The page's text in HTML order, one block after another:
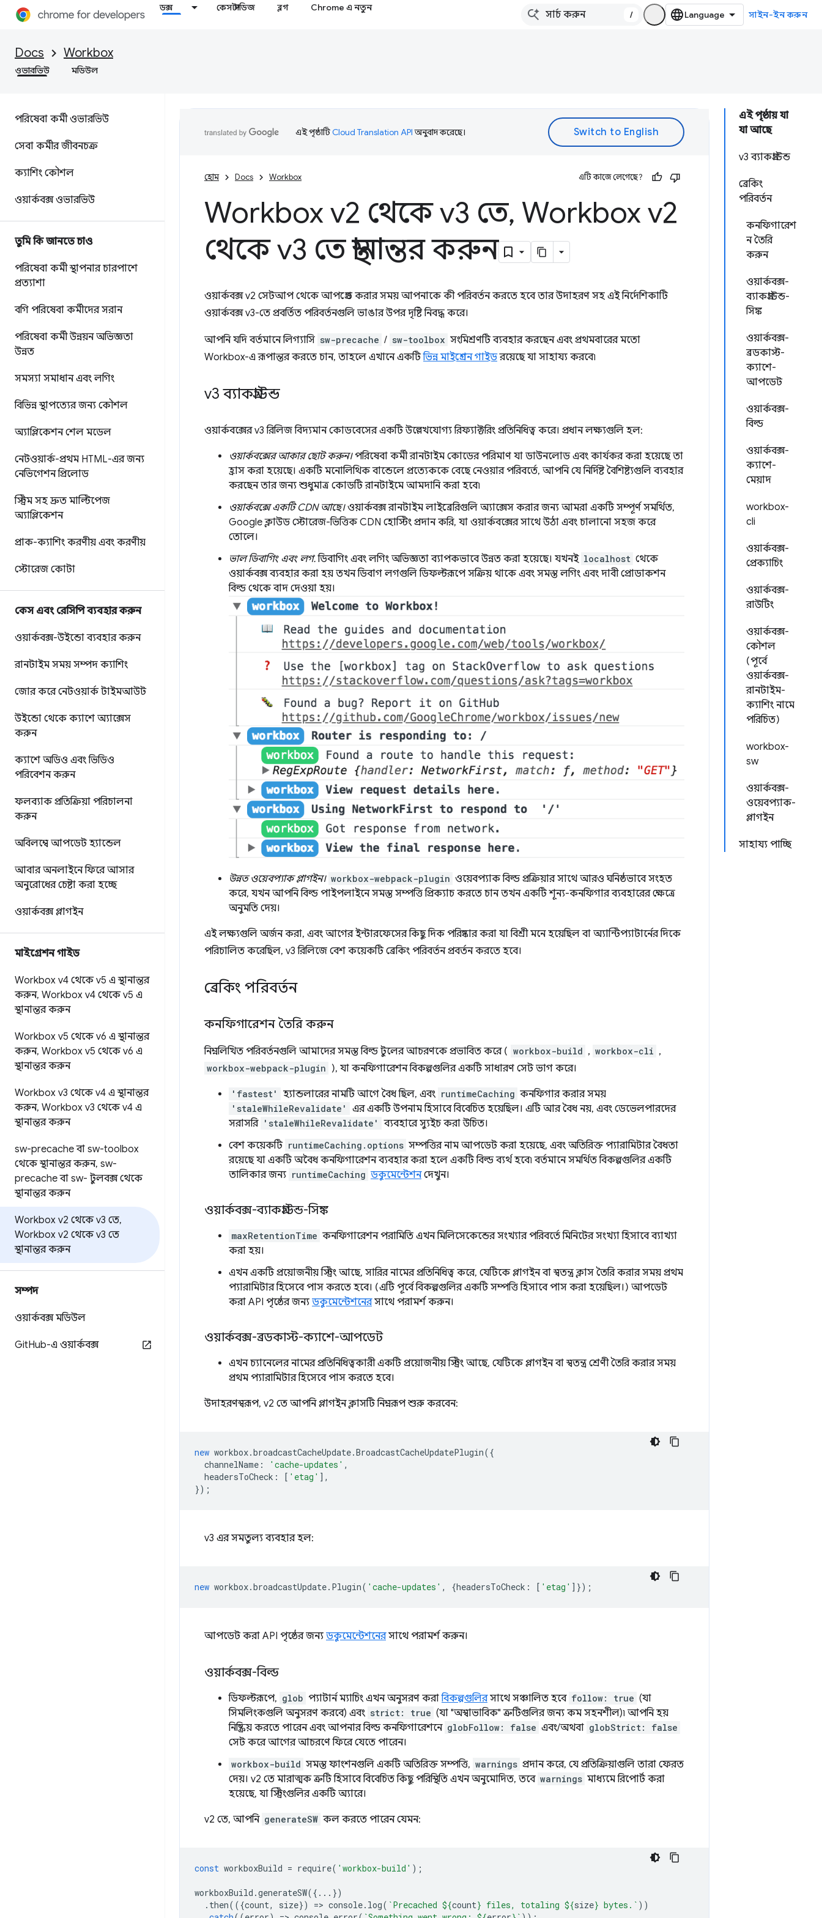
ডক্স কেস স্টাডিজ ব্লগ Chrome এ নতুন
/ সাইন-ইন করুন
Docs Workbox
ওভারভিউ মডিউল
পরিষেবা কর্মী ওভারভিউ
সেবা কর্মীর জীবনচক্র
ক্যাশিং কৌশল
ওয়ার্কবক্স ওভারভিউ
তুমি কি জানতে চাও
পরিষেবা কর্মী স্থাপনার চারপাশে
প্রত্যাশা
বগি পরিষেবা কর্মীদের সরান
পরিষেবা কর্মী উন্নয়ন অভিজ্ঞতা
উন্নত
সমস্যা সমাধান এবং লগিং
বিভিন্ন স্থাপত্যের জন্য কৌশল
অ্যাপ্লিকেশন শেল মডেল
নেটওয়ার্ক-প্রথম HTML-এর জন্য
নেভিগেশন প্রিলোড
স্ট্রিম সহ দ্রুত মাল্টিপেজ
অ্যাপ্লিকেশন
প্রাক-ক্যাশিং করণীয় এবং করণীয়
স্টোরেজ কোটা
কেস এবং রেসিপি ব্যবহার করুন
ওয়ার্কবক্স-উইন্ডো ব্যবহার করুন
রানটাইম সময় সম্পদ ক্যাশিং
জোর করে নেটওয়ার্ক টাইমআউট
উইন্ডো থেকে ক্যাশে অ্যাক্সেস
করুন
ক্যাশে অডিও এবং ভিডিও
পরিবেশন করুন
ফলব্যাক প্রতিক্রিয়া পরিচালনা
করুন
অবিলম্বে আপডেট হ্যান্ডেল
আবার অনলাইনে ফিরে আসার
অনুরোধের চেষ্টা করা হচ্ছে
ওয়ার্কবক্স প্লাগইন
মাইগ্রেশন গাইড
Workbox v4 থেকে v5 এ স্থানান্তর
করুন, Workbox v4 থেকে v5 এ
স্থানান্তর করুন
Workbox v5 থেকে v6 এ স্থানান্তর
করুন, Workbox v5 থেকে v6 এ
স্থানান্তর করুন
Workbox v3 থেকে v4 এ স্থানান্তর
করুন, Workbox v3 থেকে v4 এ
স্থানান্তর করুন
sw-precache বা sw-toolbox
থেকে স্থানান্তর করুন, sw-
precache বা sw- টুলবক্স থেকে
স্থানান্তর করুন
Workbox v2 থেকে v3 তে,
Workbox v2 থেকে v3 তে
স্থানান্তর করুন
সম্পদ
ওয়ার্কবক্স মডিউল
GitHub-এ ওয়ার্কবক্স
এই পৃষ্ঠায় যা
যা আছে
v3 ব্যাকগ্রাউন্ড
ব্রেকিং
পরিবর্তন
কনফিগারেশ
ন তৈরি
করুন
ওয়ার্কবক্স-
ব্যাকগ্রাউন্ড-
সিঙ্ক
ওয়ার্কবক্স-
ব্রডকাস্ট-
ক্যাশে-
আপডেট
ওয়ার্কবক্স-
বিল্ড
ওয়ার্কবক্স-
ক্যাশে-
মেয়াদ
workbox-
cli
ওয়ার্কবক্স-
প্রেক্যাচিং
ওয়ার্কবক্স-
রাউটিং
ওয়ার্কবক্স-
কৌশল
(পূর্বে
ওয়ার্কবক্স-
রানটাইম-
ক্যাশিং নামে
পরিচিত)
workbox-
sw
ওয়ার্কবক্স-
ওয়েবপ্যাক-
প্লাগইন
সাহায্য পাচ্ছি
এই পৃষ্ঠাটিCloud Translation APIঅনুবাদ করেছে।
হোম Docs Workbox এটি কাজে লেগেছে?
Workbox v2 থেকে v3 তে, Workbox v2
থেকে v3 তে স্থানান্তর করুন
ওয়ার্কবক্স v2 সেটআপ থেকে আপগ্রেড করার সময় আপনাকে কী পরিবর্তন করতে হবে তার উদাহরণ সহ এই নির্দেশিকাটি
ওয়ার্কবক্স v3-তে প্রবর্তিত পরিবর্তনগুলি ভাঙার উপর দৃষ্টি নিবদ্ধ করে।
আপনি যদি বর্তমানে লিগ্যাসি sw-precache / sw-toolbox সংমিশ্রণটি ব্যবহার করছেন এবং প্রথমবারের মতো
Workbox-এ রূপান্তর করতে চান, তাহলে এখানে একটিভিন্ন মাইগ্রেশন গাইডরয়েছে যা সাহায্য করবে৷
v3 ব্যাকগ্রাউন্ড
ওয়ার্কবক্সের v3 রিলিজ বিদ্যমান কোডবেসের একটি উল্লেখযোগ্য রিফ্যাক্টরিং প্রতিনিধিত্ব করে। প্রধান লক্ষ্যগুলি হল:
ওয়ার্কবক্সের আকার ছোট করুন।পরিষেবা কর্মী রানটাইম কোডের পরিমাণ যা ডাউনলোড এবং কার্যকর করা হয়েছে তা
হ্রাস করা হয়েছে। একটি মনোলিথিক বান্ডেলে প্রত্যেককে বেছে নেওয়ার পরিবর্তে, আপনি যে নির্দিষ্ট বৈশিষ্ট্যগুলি ব্যবহার
করছেন তার জন্য শুধুমাত্র কোডটি রানটাইমে আমদানি করা হবে৷
ওয়ার্কবক্সে একটি CDN আছে।ওয়ার্কবক্স রানটাইম লাইব্রেরিগুলি অ্যাক্সেস করার জন্য আমরা একটি সম্পূর্ণ সমর্থিত,
Google ক্লাউড স্টোরেজ-ভিত্তিক CDN হোস্টিং প্রদান করি, যা ওয়ার্কবক্সের সাথে উঠা এবং চালানো সহজ করে
তোলে।
ভাল ডিবাগিং এবং লগ.ডিবাগিং এবং লগিং অভিজ্ঞতা ব্যাপকভাবে উন্নত করা হয়েছে। যখনই localhost থেকে
ওয়ার্কবক্স ব্যবহার করা হয় তখন ডিবাগ লগগুলি ডিফল্টরূপে সক্রিয় থাকে এবং সমস্ত লগিং এবং দাবী প্রোডাকশন
বিল্ড থেকে বাদ দেওয়া হয়।
উন্নত ওয়েবপ্যাক প্লাগইন। workbox-webpack-plugin ওয়েবপ্যাক বিল্ড প্রক্রিয়ার সাথে আরও ঘনিষ্ঠভাবে সংহত
করে, যখন আপনি বিল্ড পাইপলাইনে সমস্ত সম্পত্তি প্রিক্যাচ করতে চান তখন একটি শূন্য-কনফিগার ব্যবহারের ক্ষেত্রে
অনুমতি দেয়।
এই লক্ষ্যগুলি অর্জন করা, এবং আগের ইন্টারফেসের কিছু দিক পরিষ্কার করা যা বিশ্রী মনে হয়েছিল বা অ্যান্টিপ্যাটার্নের দিকে
পরিচালিত করেছিল, v3 রিলিজে বেশ কয়েকটি ব্রেকিং পরিবর্তন প্রবর্তন করতে হবে।
ব্রেকিং পরিবর্তন
কনফিগারেশন তৈরি করুন
নিম্নলিখিত পরিবর্তনগুলি আমাদের সমস্ত বিল্ড টুলের আচরণকে প্রভাবিত করে ( workbox-build , workbox-cli ,
workbox-webpack-plugin ), যা কনফিগারেশন বিকল্পগুলির একটি সাধারণ সেট ভাগ করে।
'fastest' হ্যান্ডলারের নামটি আগে বৈধ ছিল, এবং runtimeCaching কনফিগার করার সময়
'staleWhileRevalidate'
এর একটি উপনাম হিসাবে বিবেচিত হয়েছিল। এটি আর বৈধ নয়, এবং ডেভেলপারদের
সরাসরি 'staleWhileRevalidate' ব্যবহারে স্যুইচ করা উচিত।
বেশ কয়েকটি runtimeCaching.options সম্পত্তির নাম আপডেট করা হয়েছে, এবং অতিরিক্ত প্যারামিটার বৈধতা
রয়েছে যা একটি অবৈধ কনফিগারেশন ব্যবহার করা হলে একটি বিল্ড ব্যর্থ হবে৷ বর্তমানে সমর্থিত বিকল্পগুলির একটি
তালিকার জন্য runtimeCaching ডকুমেন্টেশনদেখুন।
ওয়ার্কবক্স-ব্যাকগ্রাউন্ড-সিঙ্ক
maxRetentionTime কনফিগারেশন পরামিতি এখন মিলিসেকেন্ডের সংখ্যার পরিবর্তে মিনিটের সংখ্যা হিসাবে ব্যাখ্যা
করা হয়।
এখন একটি প্রয়োজনীয় স্ট্রিং আছে, সারির নামের প্রতিনিধিত্ব করে, যেটিকে প্লাগইন বা স্বতন্ত্র ক্লাস তৈরি করার সময় প্রথম
প্যারামিটার হিসেবে পাস করতে হবে। (এটি পূর্বে বিকল্পগুলির একটি সম্পত্তি হিসাবে পাস করা হয়েছিল।) আপডেট
করা API পৃষ্ঠের জন্য ডকুমেন্টেশনেরসাথে পরামর্শ করুন।
ওয়ার্কবক্স-ব্রডকাস্ট-ক্যাশে-আপডেট
এখন চ্যানেলের নামের প্রতিনিধিত্বকারী একটি প্রয়োজনীয় স্ট্রিং আছে, যেটিকে প্লাগইন বা স্বতন্ত্র শ্রেণী তৈরি করার সময়
প্রথম প্যারামিটার হিসেবে পাস করতে হবে।
উদাহরণস্বরূপ, v2 তে আপনি প্লাগইন ক্লাসটি নিম্নরূপ শুরু করবেন:
new workbox.broadcastCacheUpdate.BroadcastCacheUpdatePlugin({
channelName : 'cache-updates' ,
headersToCheck : [ 'etag' ],
});
v3 এর সমতুল্য ব্যবহার হল:
new workbox.broadcastUpdate. Plugin( 'cache-updates' , {headersToCheck : [ 'etag' ]});
আপডেট করা API পৃষ্ঠের জন্য ডকুমেন্টেশনেরসাথে পরামর্শ করুন।
ওয়ার্কবক্স-বিল্ড
ডিফল্টরূপে, glob প্যাটার্ন ম্যাচিং এখন অনুসরণ করাবিকল্পগুলিরসাথে সঞ্চালিত হবে follow: true (যা
সিমলিংকগুলি অনুসরণ করবে) এবং strict: true (যা "অস্বাভাবিক" ত্রুটিগুলির জন্য কম সহনশীল)৷ আপনি হয়
নিষ্ক্রিয় করতে পারেন এবং আপনার বিল্ড কনফিগারেশনে globFollow: false এবং/অথবা globStrict: false
সেট করে আগের আচরণে ফিরে যেতে পারেন।
workbox-build সমস্ত ফাংশনগুলি একটি অতিরিক্ত সম্পত্তি, warnings প্রদান করে, যে প্রতিক্রিয়াগুলি তারা ফেরত
দেয়। v2 তে মারাত্মক ত্রুটি হিসাবে বিবেচিত কিছু পরিস্থিতি এখন অনুমোদিত, তবে warnings মাধ্যমে রিপোর্ট করা
হয়েছে, যা স্ট্রিংগুলির একটি অ্যারে।
v2 তে, আপনি generateSW কল করতে পারেন যেমন:
const workboxBuild = require( 'workbox-build' );
workboxBuild .generateSW({...})
. then(({count, size}) => console. log( `Precached ${count} files, totaling ${size} bytes.` ))